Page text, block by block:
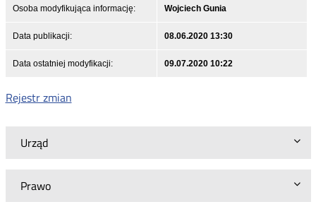
Urząd
Prawo
Osoba modyfikująca informację: Wojciech Gunia
Data publikacji: 08.06.2020 13:30
Data ostatniej modyfikacji: 09.07.2020 10:22
Rejestr zmian